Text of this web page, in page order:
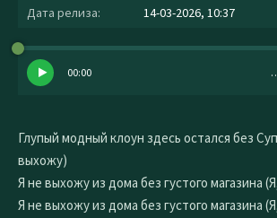
Дата релиза:
14-03-2026, 10:37
00:00
Глупый модный клоун здесь остался без
выхожу)
Я не выхожу из дома без густого магазина
Я не выхожу из дома без густого магазина